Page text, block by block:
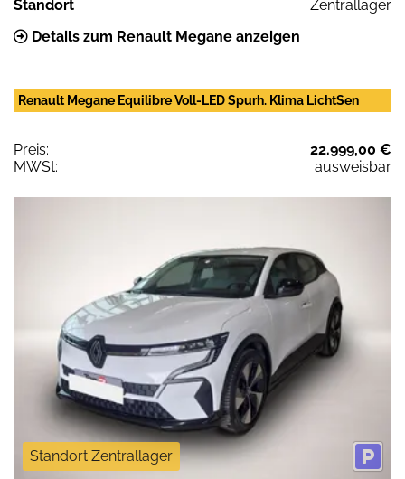
Standort
Zentrallager
Details zum Renault Megane anzeigen
Renault Megane Equilibre Voll-LED Spurh. Klima LichtSen
Preis:
22.999,00 €
MWSt:
ausweisbar
Standort Zentrallager